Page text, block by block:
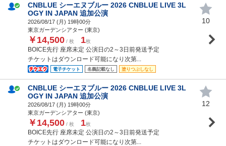
CNBLUE シーエヌブルー 2026 CNBLUE LIVE 3L
OGY IN JAPAN 追加公演
2026/08/17 (月) 19時00分
東京ガーデンシアター (東京)
￥14,500 / 枚 1枚
BOICE先行 座席未定 公演日の2～3日前発送予定
チケットはダウンロード可能になり次第...
電子チケット 名義記載なし 塗りつぶしなし
10
CNBLUE シーエヌブルー 2026 CNBLUE LIVE 3L
OGY IN JAPAN 追加公演
2026/08/17 (月) 19時00分
東京ガーデンシアター (東京)
￥14,500 / 枚 1枚
BOICE先行 座席未定 公演日の2～3日前発送予定
チケットはダウンロード可能になり次第...
12